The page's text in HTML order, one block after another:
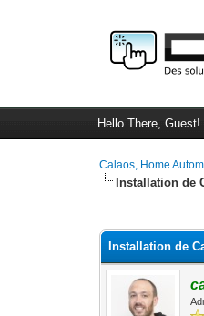
Hello There, Guest!
Calaos, Home
Installation de
Installation de